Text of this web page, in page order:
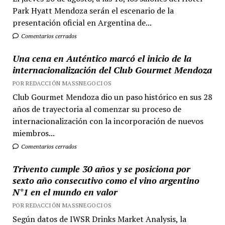
Park Hyatt Mendoza serán el escenario de la
presentación oficial en Argentina de...
Comentarios cerrados
Una cena en Auténtico marcó el inicio de la
internacionalización del Club Gourmet Mendoza
POR REDACCIÓN MASSNEGOCIOS
Club Gourmet Mendoza dio un paso histórico en sus 28
años de trayectoria al comenzar su proceso de
internacionalización con la incorporación de nuevos
miembros...
Comentarios cerrados
Trivento cumple 30 años y se posiciona por
sexto año consecutivo como el vino argentino
N°1 en el mundo en valor
POR REDACCIÓN MASSNEGOCIOS
Según datos de IWSR Drinks Market Analysis, la